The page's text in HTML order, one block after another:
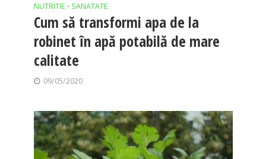
NUTRITIE • SANATATE
Cum să transformi apa de la
robinet în apă potabilă de mare
calitate
09/05/2020